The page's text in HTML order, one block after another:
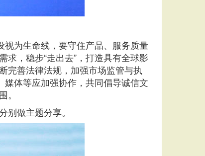
视为生命线，要守住产品、服务质量
，稳步“走出去”，打造具有全球影
完善法律法规，加强市场监管与执
体等应加强协作，共同倡导诚信文
做主题分享。